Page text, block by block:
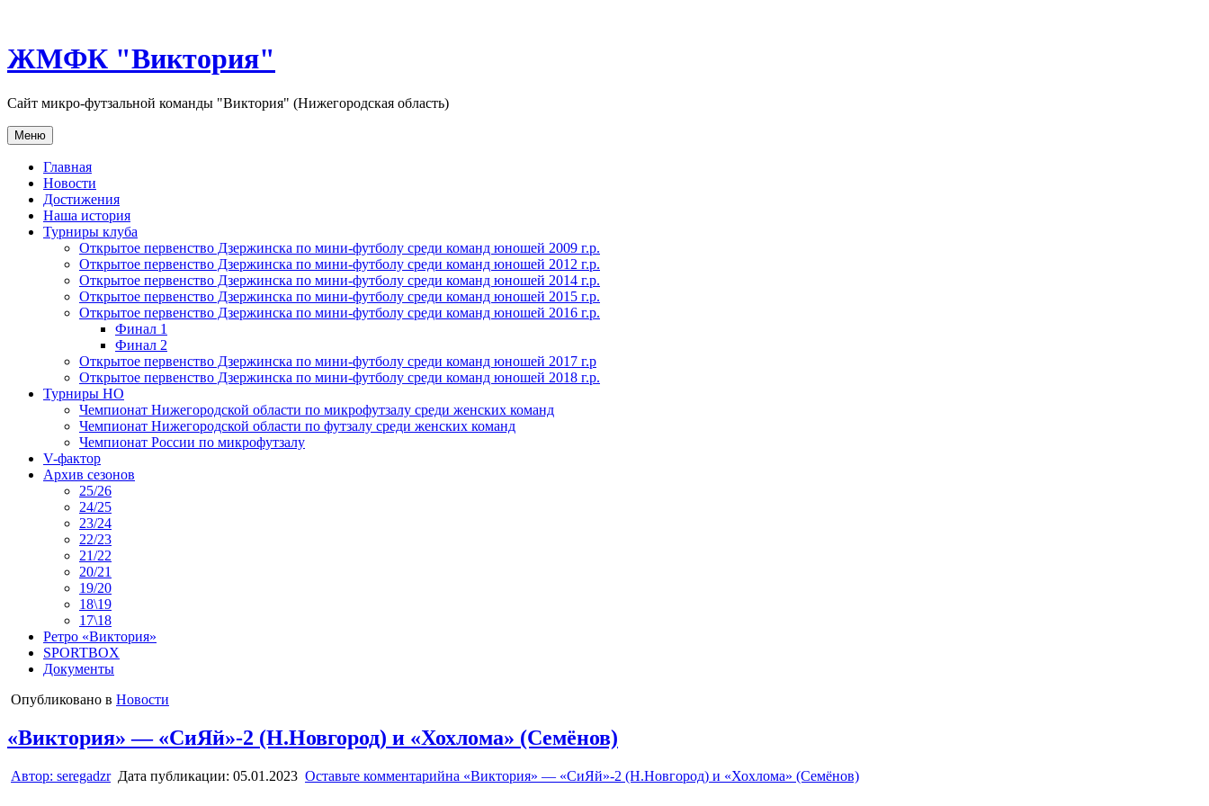
содержимому
ЖМФК "Виктория"
Сайт микро-футзальной команды "Виктория" (Нижегородская область)
Меню
Главная
Новости
Достижения
Наша история
Турниры клуба
Открытое первенство Дзержинска по мини-футболу среди команд юношей 2009 г.р.
Открытое первенство Дзержинска по мини-футболу среди команд юношей 2012 г.р.
Открытое первенство Дзержинска по мини-футболу среди команд юношей 2014 г.р.
Открытое первенство Дзержинска по мини-футболу среди команд юношей 2015 г.р.
Открытое первенство Дзержинска по мини-футболу среди команд юношей 2016 г.р.
Финал 1
Финал 2
Открытое первенство Дзержинска по мини-футболу среди команд юношей 2017 г.р
Открытое первенство Дзержинска по мини-футболу среди команд юношей 2018 г.р.
Турниры НО
Чемпионат Нижегородской области по микрофутзалу среди женских команд
Чемпионат Нижегородской области по футзалу среди женских команд
Чемпионат России по микрофутзалу
V-фактор
Архив сезонов
25/26
24/25
23/24
22/23
21/22
20/21
19/20
18\19
17\18
Ретро «Виктория»
SPORTBOX
Документы
Опубликовано в Новости
«Виктория» — «СиЯй»-2 (Н.Новгород) и «Хохлома» (Семёнов)
Автор: seregadzr Дата публикации: 05.01.2023 Оставьте комментарийна «Виктория» — «СиЯй»-2 (Н.Новгород) и «Хохлома» (Семёнов)